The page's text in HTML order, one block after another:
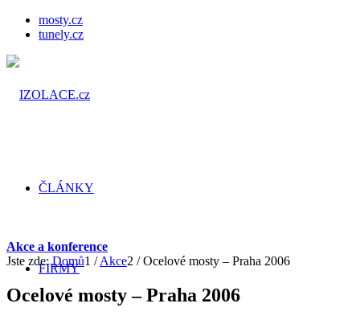
mosty.cz
tunely.cz
ČLÁNKY
FIRMY
Akce a konference
Jste zde: Domů1 / Akce2 / Ocelové mosty – Praha 2006
Ocelové mosty – Praha 2006